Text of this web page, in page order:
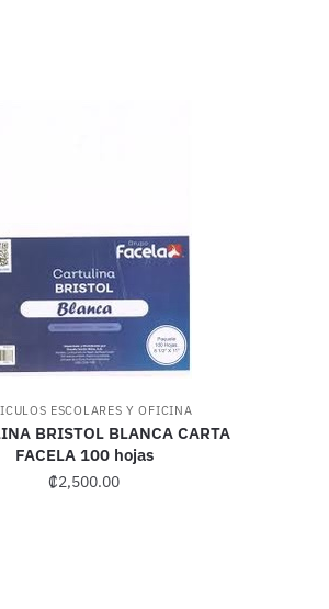
ESCOLARES Y OFICINA
BRISTOL BLANCA CARTA
FACELA 100 hojas
₡2,500.00